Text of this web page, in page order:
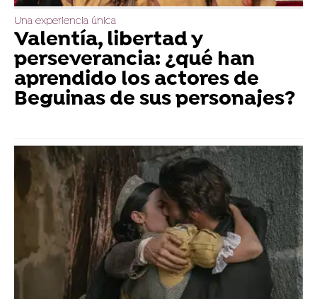
Una experiencia única
Valentía, libertad y
perseverancia: ¿qué han
aprendido los actores de
Beguinas de sus personajes?